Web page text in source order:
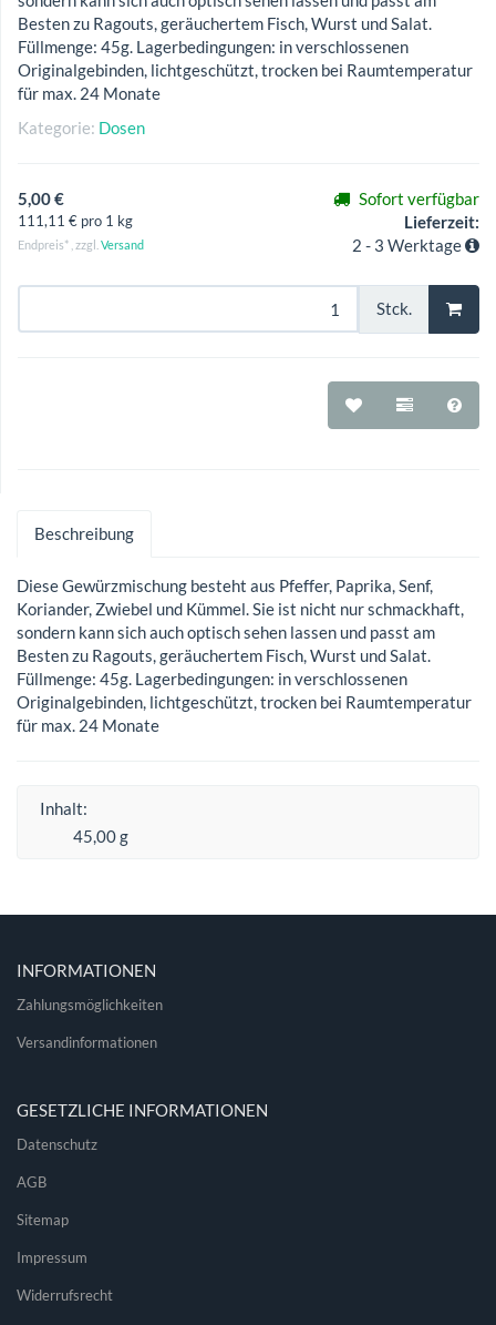
Besten zu Ragouts, geräuchertem Fisch, Wurst und Salat.
Füllmenge: 45g. Lagerbedingungen: in verschlossenen
Originalgebinden, lichtgeschützt, trocken bei Raumtemperatur
für max. 24 Monate
Kategorie: Dosen
5,00 €
111,11 € pro 1 kg
Endpreis* , zzgl. Versand
Sofort verfügbar
Lieferzeit:
2 - 3 Werktage
Stck.
Beschreibung
Diese Gewürzmischung besteht aus Pfeffer, Paprika, Senf,
Koriander, Zwiebel und Kümmel. Sie ist nicht nur schmackhaft,
sondern kann sich auch optisch sehen lassen und passt am
Besten zu Ragouts, geräuchertem Fisch, Wurst und Salat.
Füllmenge: 45g. Lagerbedingungen: in verschlossenen
Originalgebinden, lichtgeschützt, trocken bei Raumtemperatur
für max. 24 Monate
Inhalt:
45,00 g
INFORMATIONEN
Zahlungsmöglichkeiten
Versandinformationen
GESETZLICHE INFORMATIONEN
Datenschutz
AGB
Sitemap
Impressum
Widerrufsrecht